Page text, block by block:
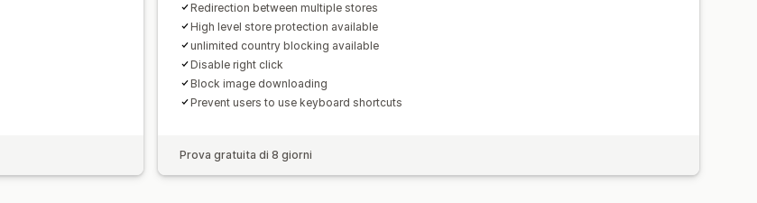
Notifiche tramite app
Redirection between multiple stores
High level store protection available
unlimited country blocking available
Disable right click
Block image downloading
Prevent users to use keyboard shortcuts
Prova gratuita di 8 giorni